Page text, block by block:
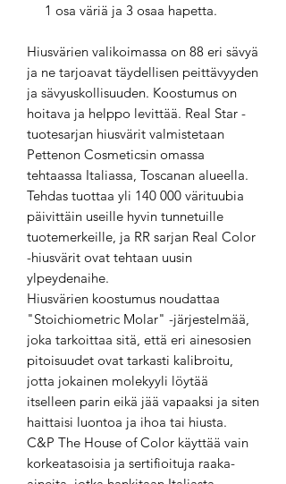
1 osa väriä ja 3 osaa hapetta.
Hiusvärien valikoimassa on 88 eri sävyä
ja ne tarjoavat täydellisen peittävyyden
ja sävyuskollisuuden. Koostumus on
hoitava ja helppo levittää. Real Star -
tuotesarjan hiusvärit valmistetaan
Pettenon Cosmeticsin omassa
tehtaassa Italiassa, Toscanan alueella.
Tehdas tuottaa yli 140 000 värituubia
päivittäin useille hyvin tunnetuille
tuotemerkeille, ja RR sarjan Real Color
-hiusvärit ovat tehtaan uusin
ylpeydenaihe.
Hiusvärien koostumus noudattaa
"Stoichiometric Molar" -järjestelmää,
joka tarkoittaa sitä, että eri ainesosien
pitoisuudet ovat tarkasti kalibroitu,
jotta jokainen molekyyli löytää
itselleen parin eikä jää vapaaksi ja siten
haittaisi luontoa ja ihoa tai hiusta.
C&P The House of Color käyttää vain
korkeatasoisia ja sertifioituja raaka-